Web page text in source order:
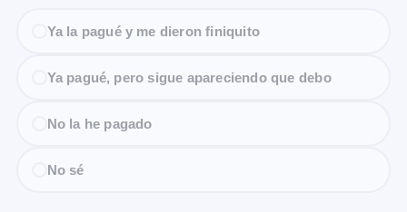
Ya la pagué y me dieron finiquito
Ya pagué, pero sigue apareciendo que debo
No la he pagado
No sé